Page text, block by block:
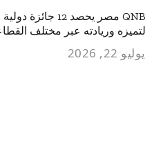
لتميزه وريادته عبر مختلف
يوليو 22, 2026